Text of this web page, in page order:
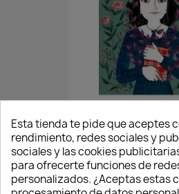
DIARIO ANNE FRANK
25,90 €
Esta tienda te pide que aceptes
rendimiento, redes sociales y
sociales y las cookies
para ofrecerte funciones de
personalizados. ¿Aceptas estas